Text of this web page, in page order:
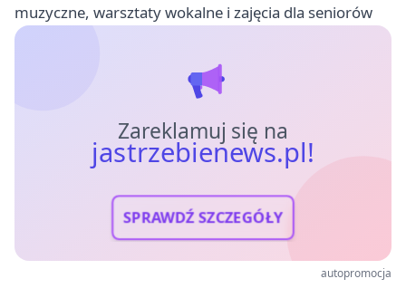
muzyczne, warsztaty wokalne i zajęcia dla seniorów
Zareklamuj się na
jastrzebienews.pl!
SPRAWDŹ SZCZEGÓŁY
autopromocja